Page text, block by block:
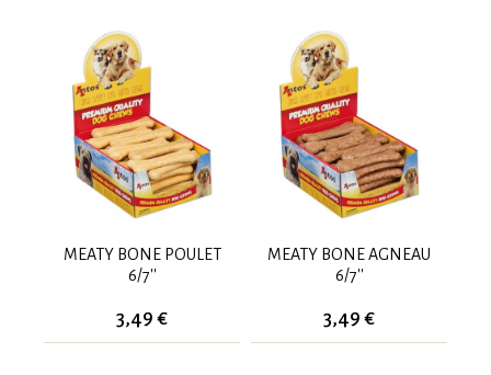
MEATY BONE POULET
6/7''
3,49 €
MEATY BONE AGNEAU
6/7''
3,49 €